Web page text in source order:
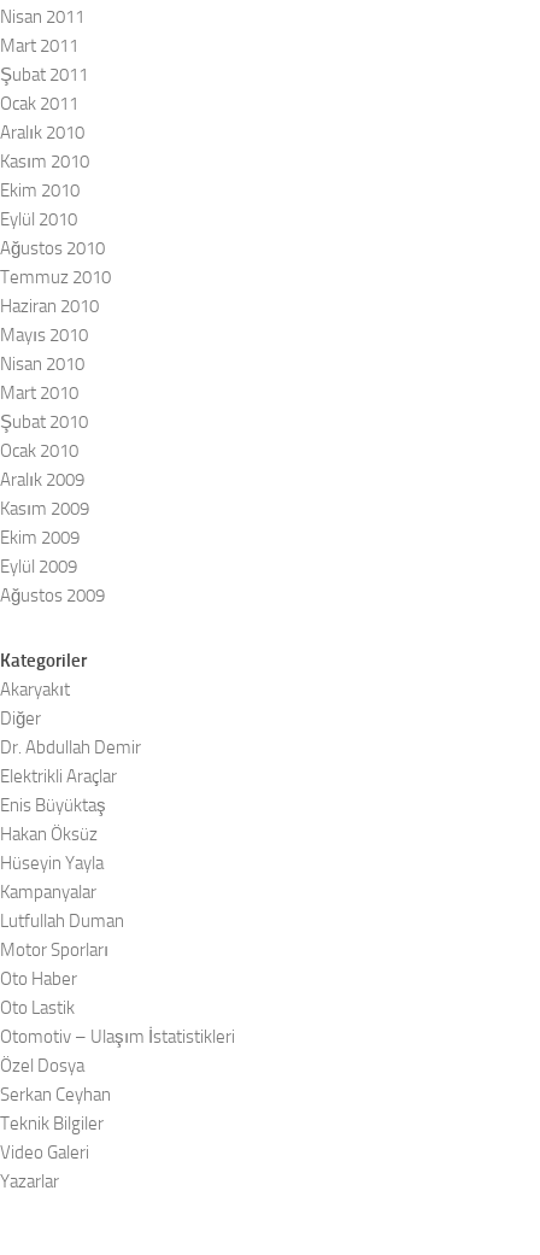
Nisan 2011
Mart 2011
Şubat 2011
Ocak 2011
Aralık 2010
Kasım 2010
Ekim 2010
Eylül 2010
Ağustos 2010
Temmuz 2010
Haziran 2010
Mayıs 2010
Nisan 2010
Mart 2010
Şubat 2010
Ocak 2010
Aralık 2009
Kasım 2009
Ekim 2009
Eylül 2009
Ağustos 2009
Kategoriler
Akaryakıt
Diğer
Dr. Abdullah Demir
Elektrikli Araçlar
Enis Büyüktaş
Hakan Öksüz
Hüseyin Yayla
Kampanyalar
Lutfullah Duman
Motor Sporları
Oto Haber
Oto Lastik
Otomotiv – Ulaşım İstatistikleri
Özel Dosya
Serkan Ceyhan
Teknik Bilgiler
Video Galeri
Yazarlar